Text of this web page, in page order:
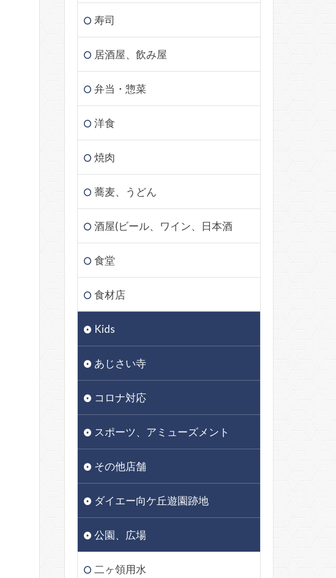
寿司
居酒屋、飲み屋
弁当・惣菜
洋食
焼肉
蕎麦、うどん
酒屋(ビール、ワイン、日本酒
食堂
食材店
Kids
あじさい寺
コロナ対応
スポーツ、アミューズメント
その他店舗
ダイエー向ケ丘遊園跡地
公園、広場
二ヶ領用水